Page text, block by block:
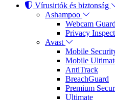
Vírusirtók és biztonság
Ashampoo
Webcam Guard
Privacy
Avast
Mobile
Mobile
AntiTrack
BreachGuard
Premium
Ultimate